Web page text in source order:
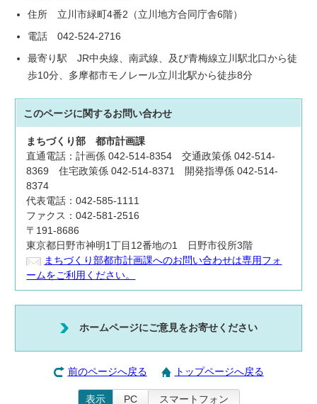
住所 立川市緑町4番2（立川地方合同庁舎6階）
電話 042-524-2716
最寄り駅 JR中央線、南武線、及び青梅線立川駅北口から徒
歩10分、多摩都市モノレール立川北駅から徒歩8分
このページに関するお問い合わせ
まちづくり部都市計画課
直通電話：計画係 042-514-8354 交通政策係 042-514-
8369 住宅政策係 042-514-8371 開発指導係 042-514-
8374
代表電話：042-585-1111
ファクス：042-581-2516
〒191-8686
東京都日野市神明1丁目12番地の1 日野市役所3階
まちづくり部都市計画課へのお問い合わせは専用フォ
ームをご利用ください。
ホームページにご意見をお寄せください
前のページへ戻る トップページへ戻る
表示 PC スマートフォン